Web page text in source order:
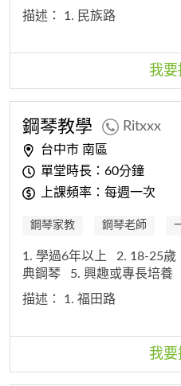
描述： 1. 民族路
我要
鋼琴教學 Ritxxx
台中市 南區
單堂時長：60分鐘
上課頻率：每週一次
鋼琴家教 鋼琴老師
1. 學過6年以上 2. 18-25歲
典鋼琴
5. 興趣或專長培養
描述： 1. 福田路
我要